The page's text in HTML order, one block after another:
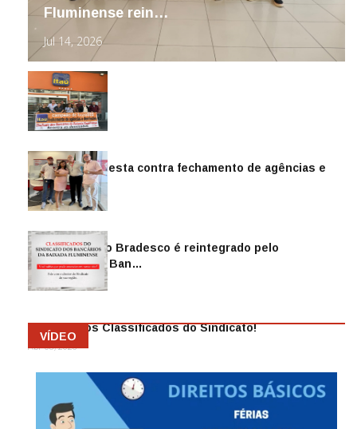
Fluminense rein…
Jul 14, 2026
Sindicato protesta contra fechamento de agências e
as demiss…
Mai 13, 2026
Funcionário do Bradesco é reintegrado pelo
Sindicato dos Ban…
Abr 08, 2026
Anuncie nos Classificados do Sindicato!
Abr 08, 2026
VÍDEO